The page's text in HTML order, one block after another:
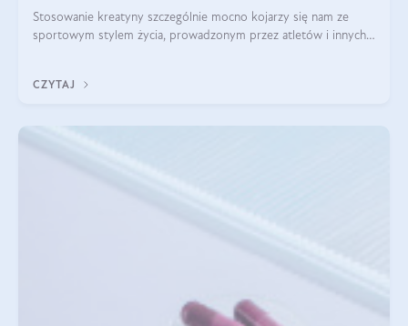
Stosowanie kreatyny szczególnie mocno kojarzy się nam ze
sportowym stylem życia, prowadzonym przez atletów i innych
zwiększa masę
CZYTAJ